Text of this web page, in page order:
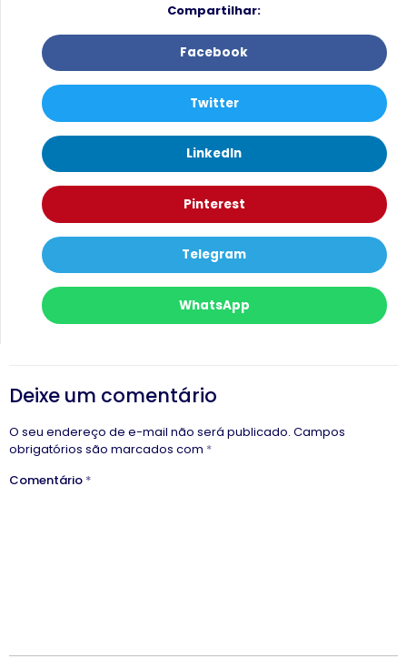
Compartilhar:
Facebook
Twitter
LinkedIn
Pinterest
Telegram
WhatsApp
Deixe um comentário
O seu endereço de e-mail não será publicado. Campos
obrigatórios são marcados com *
Comentário *